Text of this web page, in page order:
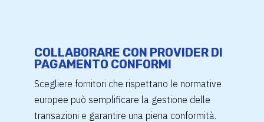
COLLABORARE CON PROVIDER DI
PAGAMENTO CONFORMI
Scegliere fornitori che rispettano le normative
europee può semplificare la gestione delle
transazioni e garantire una piena conformità.